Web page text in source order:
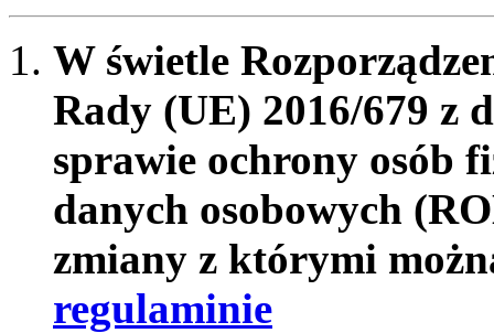
W świetle
Rady (UE) 2016/679 z
sprawie ochrony osób
danych osobowych
zmiany z którymi
regulaminie